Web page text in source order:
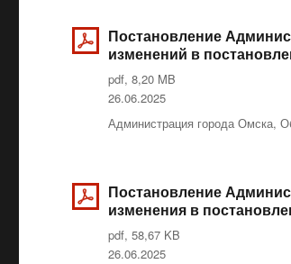
Постановление
изменений в
pdf, 8,20 MB
Опубликовано
26.06.2025
Рубрики
Администрация города Омска,
Постановление
изменения в
pdf, 58,67 KB
Опубликовано
26.06.2025